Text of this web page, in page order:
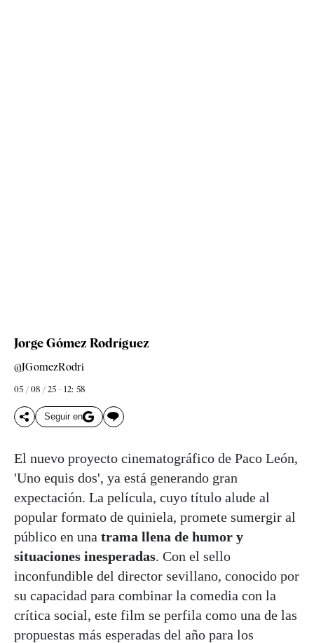
Jorge Gómez Rodríguez
@JGomezRodri
05 / 08 / 25 - 12: 58
Seguir en
El nuevo proyecto cinematográfico de Paco León,
'Uno equis dos', ya está generando gran
expectación. La película, cuyo título alude al
popular formato de quiniela, promete sumergir al
público en una trama llena de humor y
situaciones inesperadas. Con el sello
inconfundible del director sevillano, conocido por
su capacidad para combinar la comedia con la
crítica social, este film se perfila como una de las
propuestas más esperadas del año para los